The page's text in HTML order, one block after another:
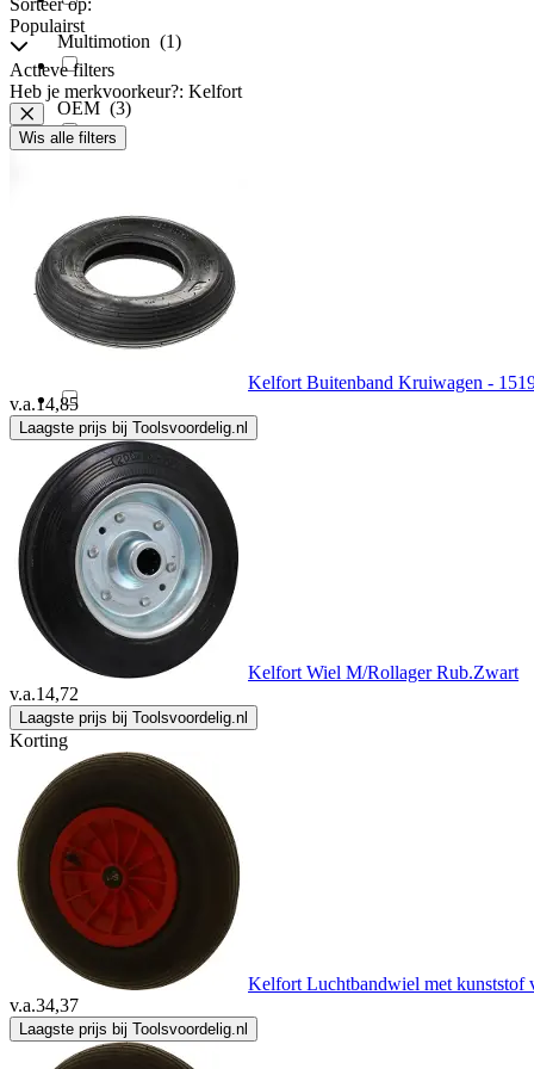
Multimotion (1)
OEM (3)
Tarrox(3)
Toolcraft(16)
vidaXL(74)
Sorteer op:
Populairst
Actieve filters
Heb je merkvoorkeur?: Kelfort
Wis alle filters
Kelfort Buitenband Kruiwagen -
v.a.14,85
Laagste prijs bij Toolsvoordelig.nl
Kelfort Wiel M/Rollager Rub.Zwart
v.a.14,72
Laagste prijs bij Toolsvoordelig.nl
Korting
Kelfort Luchtbandwiel met kunststof
v.a.34,37
Laagste prijs bij Toolsvoordelig.nl